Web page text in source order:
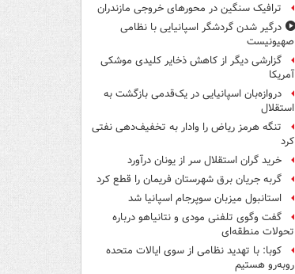
ترافیک سنگین در محورهای خروجی مازندران
درگیر شدن گردشگر اسپانیایی با نظامی
صهیونیست
گزارشی دیگر از کاهش ذخایر کلیدی موشکی
آمریکا
دروازه‌بان اسپانیایی در یک‌قدمی بازگشت به
استقلال
تنگه هرمز ریاض را وادار به تخفیف‌دهی نفتی
کرد
خرید گران استقلال سر از یونان درآورد
گربه جریان برق شهرستان فریمان را قطع کرد
استانبول میزبان سوپرجام اسپانیا شد
گفت وگوی تلفنی مودی و نتانیاهو درباره
تحولات منطقه‌ای
کوبا: با تهدید نظامی از سوی ایالات متحده
روبه‌رو هستیم